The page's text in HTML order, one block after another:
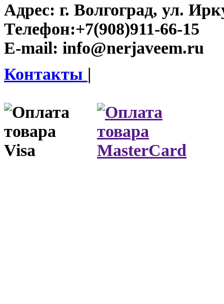
Адрес: г. Волгоград, ул.
Телефон:+7(908)911-66-15
E-mail: info@nerjaveem.ru
Контакты |